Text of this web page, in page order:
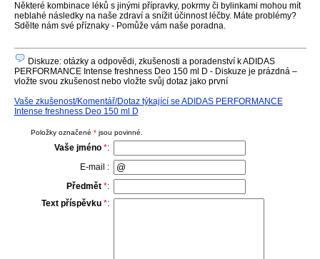
Některé kombinace léků s jinými přípravky, pokrmy či bylinkami mohou mít
neblahé následky na naše zdraví a snížit účinnost léčby. Máte problémy?
Sdělte nám své příznaky - Pomůže vám naše poradna.
Diskuze: otázky a odpovědi, zkušenosti a poradenství k ADIDAS
PERFORMANCE Intense freshness Deo 150 ml D - Diskuze je prázdná –
vložte svou zkušenost nebo vložte svůj dotaz jako první
Vaše zkušenost/Komentář/Dotaz týkající se ADIDAS PERFORMANCE
Intense freshness Deo 150 ml D
Položky označené * jsou povinné.
Vaše jméno *:
E-mail :
Předmět *:
Text příspěvku *: